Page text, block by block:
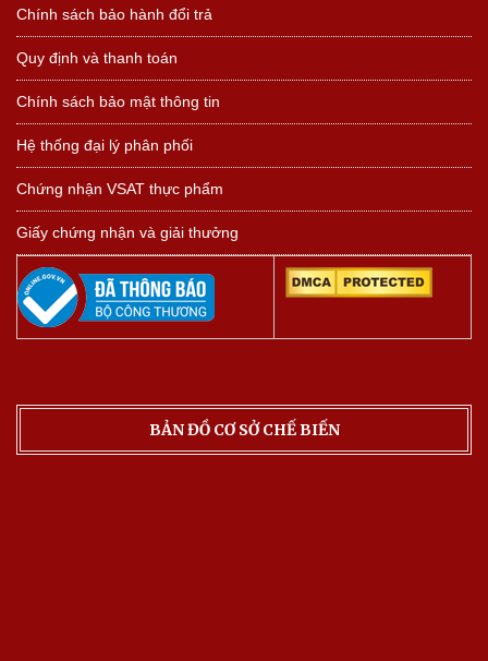
Chính sách bảo hành đổi trả
Quy định và thanh toán
Chính sách bảo mật thông tin
Hệ thống đại lý phân phối
Chứng nhận VSAT thực phẩm
Giấy chứng nhận và giải thưởng
BẢN ĐỒ CƠ SỞ CHẾ BIẾN